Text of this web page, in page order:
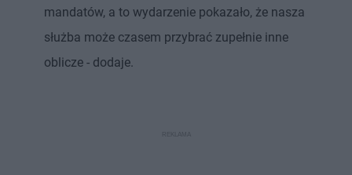
mandatów, a to wydarzenie pokazało, że nasza
służba może czasem przybrać zupełnie inne
oblicze - dodaje.